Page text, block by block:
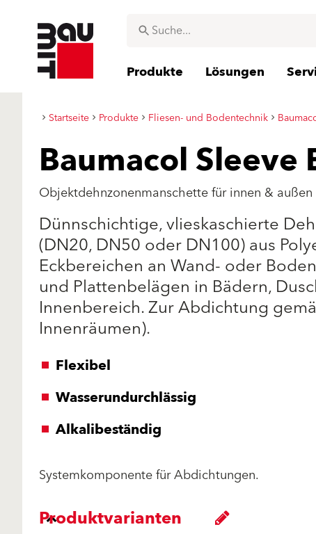
Produkte Lösungen
Startseite Produkte Fliesen- und Bodentechnik
Baumacol Sleeve
Objektdehnzonenmanschette für innen & außen
Dünnschichtige, vlieskaschierte
(DN20, DN50 oder DN100) aus
Eckbereichen an Wand- oder
und Plattenbelägen in Bädern,
Innenbereich. Zur Abdichtung
Innenräumen).
Flexibel
Wasserundurchlässig
Alkalibeständig
Systemkomponente für Abdichtungen.
Produktvarianten